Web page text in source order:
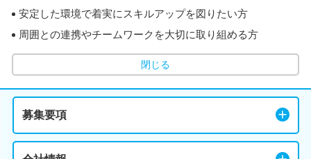
安定した環境で着実にスキルアップを図りたい方
周囲との連携やチームワークを大切に取り組める方
閉じる
募集要項